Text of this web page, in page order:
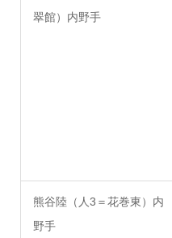
翠館）内野手
熊谷陸（人3＝花巻東）内
野手